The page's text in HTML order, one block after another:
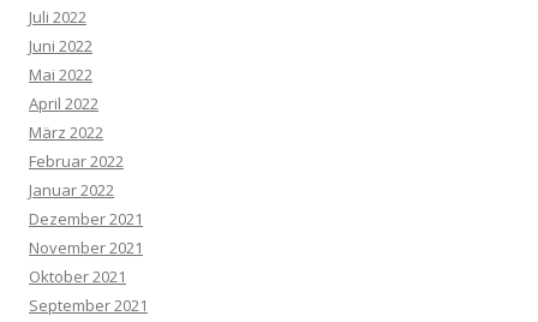
Juli 2022
Juni 2022
Mai 2022
April 2022
März 2022
Februar 2022
Januar 2022
Dezember 2021
November 2021
Oktober 2021
September 2021